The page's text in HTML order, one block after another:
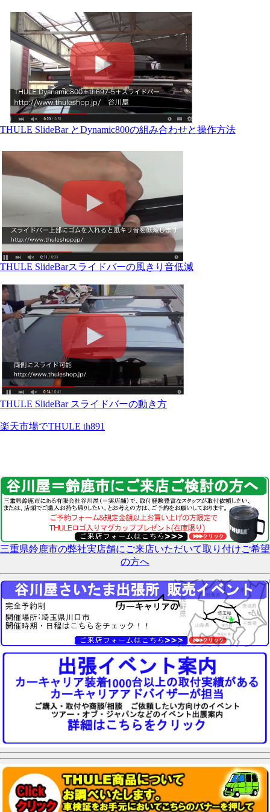
THULE SlideBar とDynamic800の組み合わせと操作方法
THULE SlideBarスライドバーの風きり音低減
THULE SlideBar スライドバーの動き方
楽天市場でTHULE th891
三重県鈴鹿市の弊社実店舗にご来店いただいて取り付けご希望
の方へ